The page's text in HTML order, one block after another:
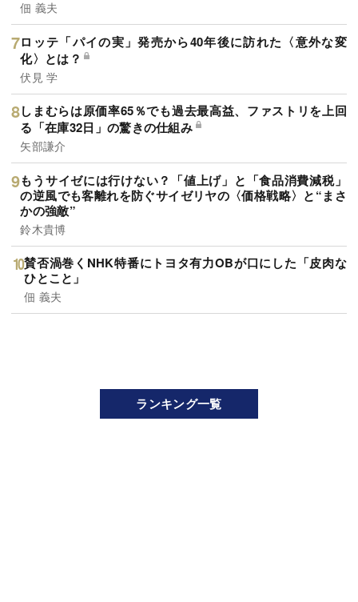
佃 義夫
ロッテ「パイの実」発売から40年後に訪れた〈意外な変
化〉とは？
伏見 学
しまむらは原価率65％でも過去最高益、ファストリを上回
る「在庫32日」の驚きの仕組み
矢部謙介
もうサイゼには行けない？「値上げ」と「食品消費減税」
の逆風でも客離れを防ぐサイゼリヤの〈価格戦略〉と“まさ
かの強敵”
鈴木貴博
賛否渦巻くNHK特番にトヨタ有力OBが口にした「皮肉な
ひとこと」
佃 義夫
ランキング一覧